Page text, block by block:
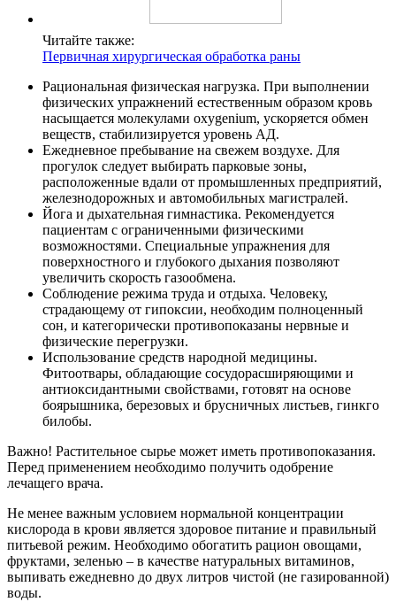
Читайте также:
Первичная хирургическая обработка раны
Рациональная физическая нагрузка. При выполнении
физических упражнений естественным образом кровь
насыщается молекулами oxygenium, ускоряется обмен
веществ, стабилизируется уровень АД.
Ежедневное пребывание на свежем воздухе. Для
прогулок следует выбирать парковые зоны,
расположенные вдали от промышленных предприятий,
железнодорожных и автомобильных магистралей.
Йога и дыхательная гимнастика. Рекомендуется
пациентам с ограниченными физическими
возможностями. Специальные упражнения для
поверхностного и глубокого дыхания позволяют
увеличить скорость газообмена.
Соблюдение режима труда и отдыха. Человеку,
страдающему от гипоксии, необходим полноценный
сон, и категорически противопоказаны нервные и
физические перегрузки.
Использование средств народной медицины.
Фитоотвары, обладающие сосудорасширяющими и
антиоксидантными свойствами, готовят на основе
боярышника, березовых и брусничных листьев, гинкго
билобы.
Важно! Растительное сырье может иметь противопоказания.
Перед применением необходимо получить одобрение
лечащего врача.
Не менее важным условием нормальной концентрации
кислорода в крови является здоровое питание и правильный
питьевой режим. Необходимо обогатить рацион овощами,
фруктами, зеленью – в качестве натуральных витаминов,
выпивать ежедневно до двух литров чистой (не газированной)
воды.